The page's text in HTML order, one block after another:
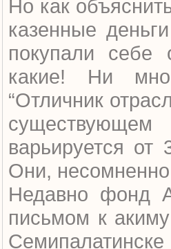
Но как
казенные
покупали себе
какие! Ни
“Отличник
варьируется
Они,
Недавно фонд
письмом к